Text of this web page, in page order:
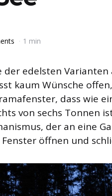
1 min
edelsten Varianten
kaum Wünsche
dass wie
von sechs Tonnen
der an eine
öffnen und